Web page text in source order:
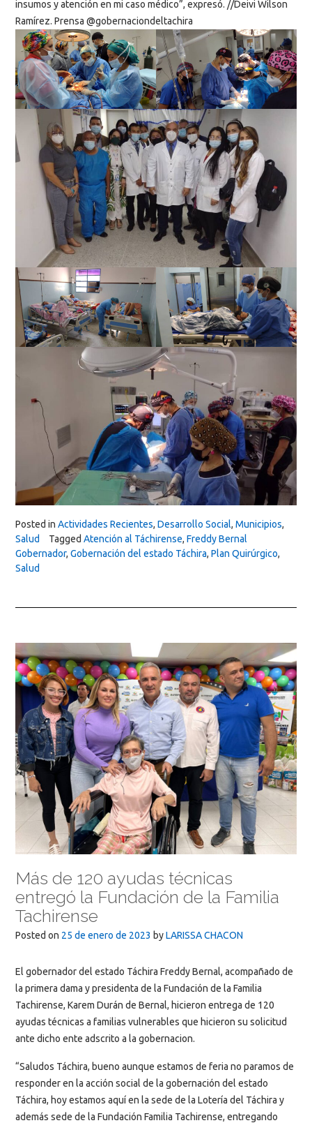
insumos y atención en mi caso médico”, expresó. //Deivi Wilson
Ramírez. Prensa @gobernaciondeltachira
Posted in Actividades Recientes, Desarrollo Social, Municipios,
Salud
Tagged Atención al Táchirense, Freddy Bernal
Gobernador, Gobernación del estado Táchira, Plan Quirúrgico,
Salud
Más de 120 ayudas técnicas
entregó la Fundación de la Familia
Tachirense
Posted on 25 de enero de 2023 byLARISSA CHACON
El gobernador del estado Táchira Freddy Bernal, acompañado de
la primera dama y presidenta de la Fundación de la Familia
Tachirense, Karem Durán de Bernal, hicieron entrega de 120
ayudas técnicas a familias vulnerables que hicieron su solicitud
ante dicho ente adscrito a la gobernacion.
“Saludos Táchira, bueno aunque estamos de feria no paramos de
responder en la acción social de la gobernación del estado
Táchira, hoy estamos aquí en la sede de la Lotería del Táchira y
además sede de la Fundación Familia Tachirense, entregando